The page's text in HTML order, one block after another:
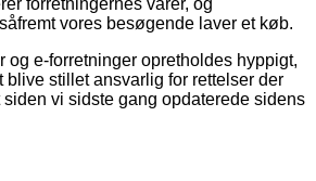
vores besøgende laver et køb.
og e-forretninger opretholdes hyppigt,
blive stillet ansvarlig for rettelser der
vi sidste gang opdaterede sidens